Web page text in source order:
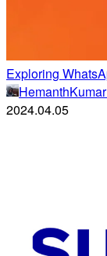
Exploring
2024.04.05